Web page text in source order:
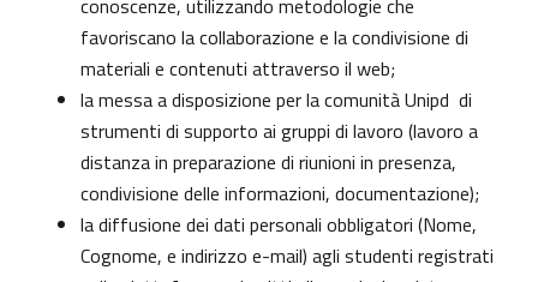
conoscenze, utilizzando metodologie che
favoriscano la collaborazione e la condivisione di
materiali e contenuti attraverso il web;
la messa a disposizione per la comunità Unipd di
strumenti di supporto ai gruppi di lavoro (lavoro a
distanza in preparazione di riunioni in presenza,
condivisione delle informazioni, documentazione);
la diffusione dei dati personali obbligatori (Nome,
Cognome, e indirizzo e-mail) agli studenti registrati